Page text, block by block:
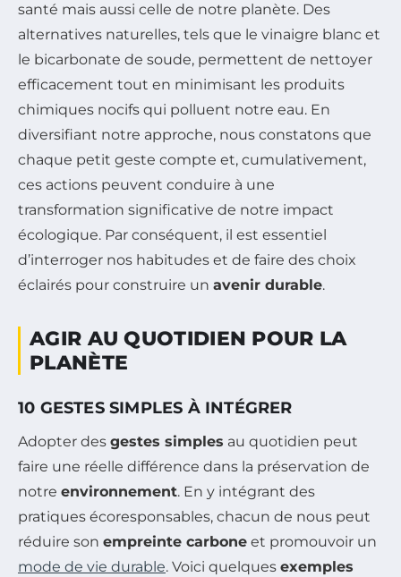
santé mais aussi celle de notre planète. Des
alternatives naturelles, tels que le vinaigre blanc et
le bicarbonate de soude, permettent de nettoyer
efficacement tout en minimisant les produits
chimiques nocifs qui polluent notre eau. En
diversifiant notre approche, nous constatons que
chaque petit geste compte et, cumulativement,
ces actions peuvent conduire à une
transformation significative de notre impact
écologique. Par conséquent, il est essentiel
d’interroger nos habitudes et de faire des choix
éclairés pour construire un avenir durable.
AGIR AU QUOTIDIEN POUR LA
PLANÈTE
10 GESTES SIMPLES À INTÉGRER
Adopter des gestes simples au quotidien peut
faire une réelle différence dans la préservation de
notre environnement. En y intégrant des
pratiques écoresponsables, chacun de nous peut
réduire son empreinte carbone et promouvoir un
mode de vie durable. Voici quelques exemples